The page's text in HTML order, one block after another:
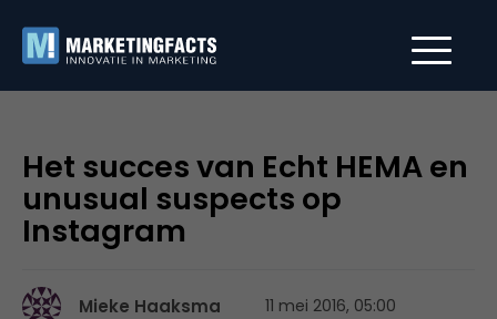
Het succes van Echt HEMA en
unusual suspects op
Instagram
Mieke Haaksma 11 mei 2016, 05:00